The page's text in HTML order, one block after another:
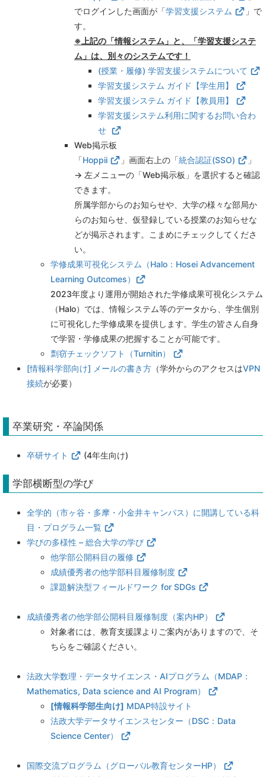
でログインした画面が「学習支援システム
」で
す。
※上記の「情報システム」と、「学習支援システ
ム」は、別々のシステムです！
(授業・履修) 学習支援システムについて
学習支援システム ガイド【学生用】
学習支援システム ガイド【教員用】
学習支援システム利用に関するお問い合わ
せ
Web掲示板
「Hoppii 」画面右上の「統合認証(SSO)
」
→ 左メニューの「Web掲示板」を選択すると確認
できます。
所属学部からのお知らせや、大学の様々な部局か
らのお知らせ、仮登録している授業のお知らせな
どが掲示されます。こまめにチェックしてくださ
い。
学修成果可視化システム（Halo：Hosei Advancement
Learning Outcomes）
2023年度より運用が開始された学修成果可視化システム
（Halo）では、情報システム等のデータから、 学生個別
に可視化した学修成果を提供します。学生の皆さん自身
で学習・学修成果の把握することが可能です。
剽窃チェックソフト（Turnitin）
[情報科学部向け] メールの書き方 （学外からのアクセスはVPN
接続が必要）
卒業研究・卒論関係
卒研サイト (4年生向け)
学部横断型の学び
全学的（市ヶ谷・多摩・小金井キャンパス）に開講している科
目・プログラム一覧
学びの多様性 – 総合大学の学び
他学部公開科目の履修
成績優秀者の他学部科目履修制度
課題解決型フィールドワーク for SDGs
成績優秀者の他学部公開科目履修制度（案内HP）
対象者には、教育支援課よりご案内がありますので、そ
ちらをご確認ください。
法政大学数理・データサイエンス・AIプログラム（MDAP：
Mathematics, Data science and AI Program）
[情報科学部生向け] MDAP特設サイト
法政大学データサイエンスセンター（DSC：Data
Science Center）
国際交流プログラム（グローバル教育センターHP）